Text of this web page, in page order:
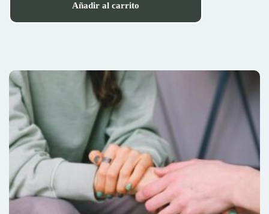
Añadir al carrito